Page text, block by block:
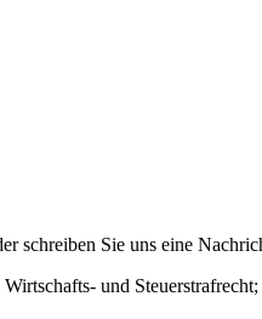
schreiben Sie uns eine
und